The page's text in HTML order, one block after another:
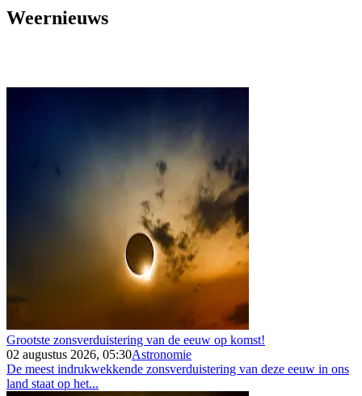
Weernieuws
Grootste zonsverduistering van de eeuw op komst!
02 augustus 2026, 05:30Astronomie
De meest indrukwekkende zonsverduistering van deze eeuw in ons
land staat op het...